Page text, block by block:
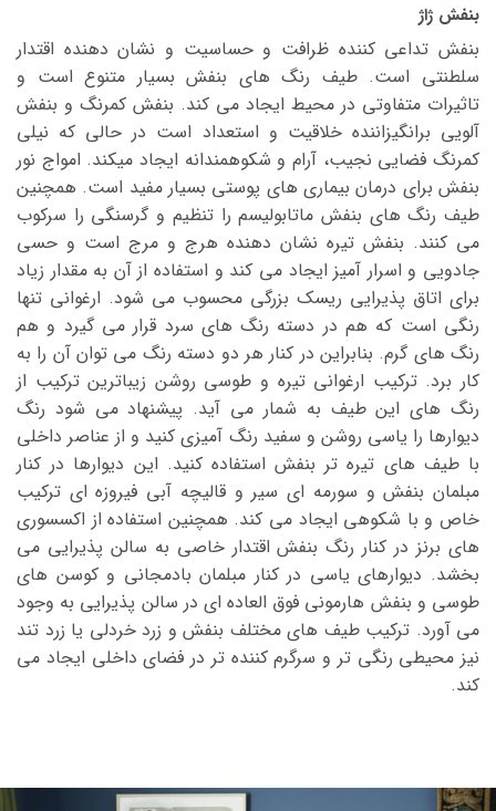
بنفش ژاژ
بنفش تداعی کننده ظرافت و حساسیت و نشان دهنده اقتدار
سلطنتی است. طیف رنگ های بنفش بسیار متنوع است و
تاثیرات متفاوتی در محیط ایجاد می کند. بنفش کمرنگ و بنفش
آلویی برانگیزاننده خلاقیت و استعداد است در حالی که نیلی
کمرنگ فضایی نجیب، آرام و شکوهمندانه ایجاد میکند. امواج نور
بنفش برای درمان بیماری های پوستی بسیار مفید است. همچنین
طیف رنگ های بنفش ماتابولیسم را تنظیم و گرسنگی را سرکوب
می کنند. بنفش تیره نشان دهنده هرج و مرج است و حسی
جادویی و اسرار آمیز ایجاد می کند و استفاده از آن به مقدار زیاد
برای اتاق پذیرایی ریسک بزرگی محسوب می شود. ارغوانی تنها
رنگی است که هم در دسته رنگ های سرد قرار می گیرد و هم
رنگ های گرم. بنابراین در کنار هر دو دسته رنگ می توان آن را به
کار برد. ترکیب ارغوانی تیره و طوسی روشن زیباترین ترکیب از
رنگ های این طیف به شمار می آید. پیشنهاد می شود رنگ
دیوارها را یاسی روشن و سفید رنگ آمیزی کنید و از عناصر داخلی
با طیف های تیره تر بنفش استفاده کنید. این دیوارها در کنار
مبلمان بنفش و سورمه ای سیر و قالیچه آبی فیروزه ای ترکیب
خاص و با شکوهی ایجاد می کند. همچنین استفاده از اکسسوری
های برنز در کنار رنگ بنفش اقتدار خاصی به سالن پذیرایی می
بخشد. دیوارهای یاسی در کنار مبلمان بادمجانی و کوسن های
طوسی و بنفش هارمونی فوق العاده ای در سالن پذیرایی به وجود
می آورد. ترکیب طیف های مختلف بنفش و زرد خردلی یا زرد تند
نیز محیطی رنگی تر و سرگرم کننده تر در فضای داخلی ایجاد می
کند.